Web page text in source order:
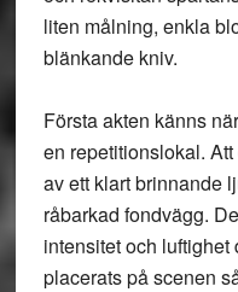
liten målning, enkla
blänkande kniv.
Första akten känns
en repetitionslokal.
av ett klart brinnande
råbarkad fondvägg.
intensitet och
placerats på scenen